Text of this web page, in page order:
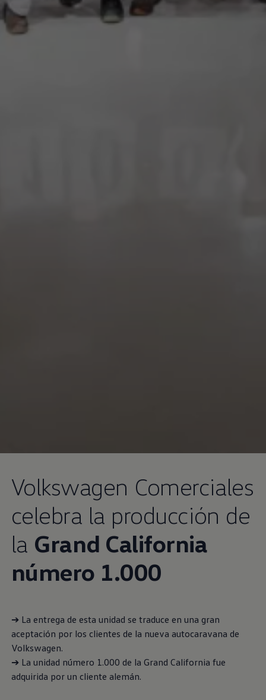
Volkswagen Comerciales
celebra la producción de
la Grand California
número 1.000
➔ La entrega de esta unidad se traduce en una gran
aceptación por los clientes de la nueva autocaravana de
Volkswagen.
➔ La unidad número 1.000 de la Grand California fue
adquirida por un cliente alemán.